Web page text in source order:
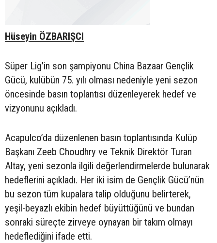
Hüseyin ÖZBARIŞCI
Süper Lig’in son şampiyonu China Bazaar Gençlik
Gücü, kulübün 75. yılı olması nedeniyle yeni sezon
öncesinde basın toplantısı düzenleyerek hedef ve
vizyonunu açıkladı.
Acapulco’da düzenlenen basın toplantısında Kulüp
Başkanı Zeeb Choudhry ve Teknik Direktör Turan
Altay, yeni sezonla ilgili değerlendirmelerde bulunarak
hedeflerini açıkladı. Her iki isim de Gençlik Gücü’nün
bu sezon tüm kupalara talip olduğunu belirterek,
yeşil-beyazlı ekibin hedef büyüttüğünü ve bundan
sonraki süreçte zirveye oynayan bir takım olmayı
hedeflediğini ifade etti.